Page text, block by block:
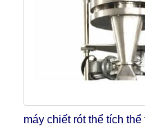
máy chiết rót thể tích thể